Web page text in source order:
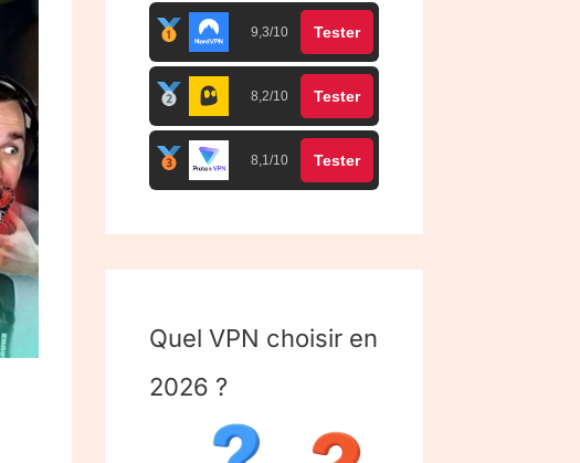
9,3/10 Tester
8,2/10 Tester
8,1/10 Tester
Quel VPN choisir en
2026 ?